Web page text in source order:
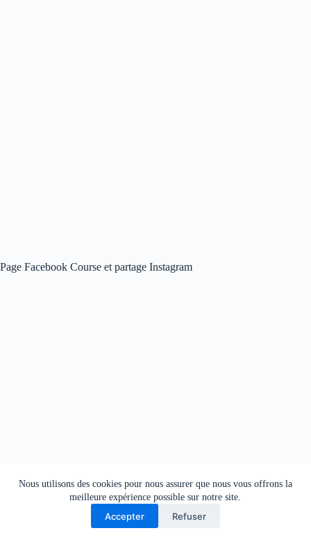
Nous utilisons des cookies pour nous assurer que nous vous offrons la
meilleure expérience possible sur notre site.
Accepter Refuser
Page Facebook Course et partage Instagram